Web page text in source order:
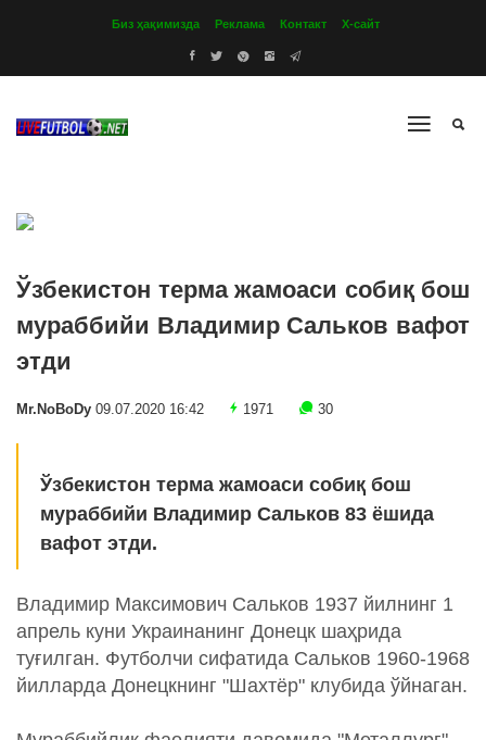
Биз ҳақимизда Реклама Контакт Х-сайт
Ўзбекистон терма жамоаси собиқ бош
мураббийи Владимир Сальков вафот
этди
Mr.NoBoDy 09.07.2020 16:42 1971 30
Ўзбекистон терма жамоаси собиқ бош
мураббийи Владимир Сальков 83 ёшида
вафот этди.
Владимир Максимович Сальков 1937 йилнинг 1
апрель куни Украинанинг Донецк шаҳрида
туғилган. Футболчи сифатида Сальков 1960-1968
йилларда Донецкнинг "Шахтёр" клубида ўйнаган.